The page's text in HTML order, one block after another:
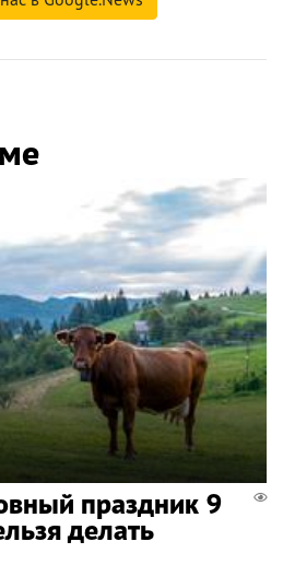
праздник 9
делать